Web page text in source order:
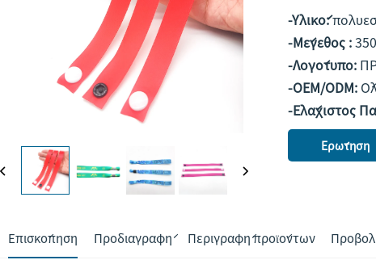
-Υλικό:
-Μέγεθος :
-Λογότυπο:
-OEM/ODM:
-Ελάχιστος
Ερώτηση
Επισκόπηση Προδιαγραφή Περιγραφή προϊόντων